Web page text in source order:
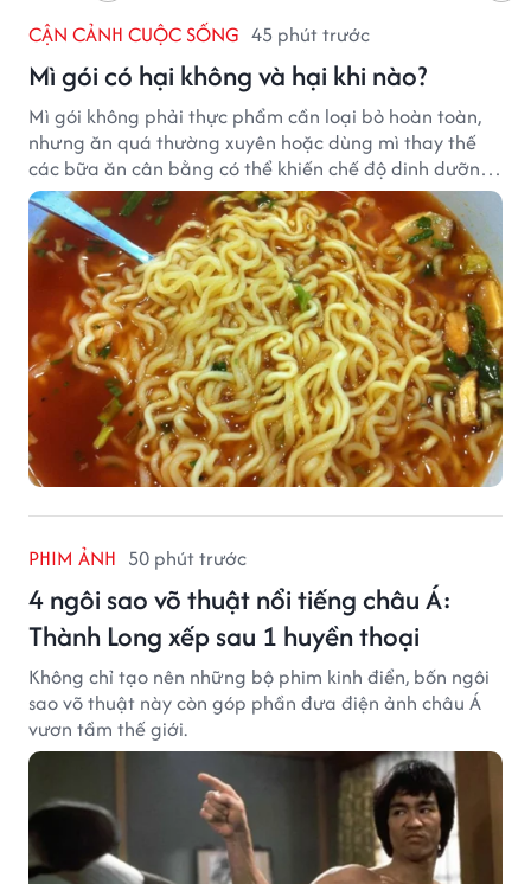
CẬN CẢNH CUỘC SỐNG 45 phút trước
Mì gói có hại không và hại khi nào?
Mì gói không phải thực phẩm cần loại bỏ hoàn toàn,
nhưng ăn quá thường xuyên hoặc dùng mì thay thế
các bữa ăn cân bằng có thể khiến chế độ dinh dưỡng
mất cân đối.
PHIM ẢNH 50 phút trước
4 ngôi sao võ thuật nổi tiếng châu Á:
Thành Long xếp sau 1 huyền thoại
Không chỉ tạo nên những bộ phim kinh điển, bốn ngôi
sao võ thuật này còn góp phần đưa điện ảnh châu Á
vươn tầm thế giới.